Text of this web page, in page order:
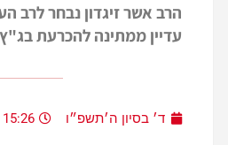
הרב אשר זיגדון נבחר לרב
עדיין ממתינה להכרעת
ד׳ בסיון ה׳תשפ״ו 15:26